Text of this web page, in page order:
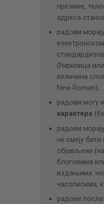
презиме,
адреса
радови
(ћирилица
величина
New Roman);
радови могу
карактера
радови
не смеју
објављени
блоговима
издањима:
часописима,
радове